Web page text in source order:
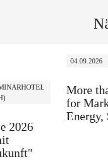
2026
04.09.2026
More
for
Energy,